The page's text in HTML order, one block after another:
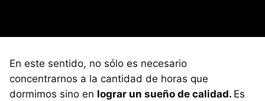
En este sentido, no sólo es necesario
concentrarnos a la cantidad de horas que
dormimos sino en lograr un sueño de calidad. Es